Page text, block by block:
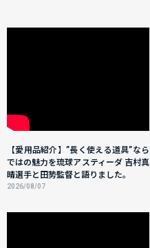
【愛用品紹介】”長く使える道具”なら
ではの魅力を琉球アスティーダ 吉村真
晴選手と田㔟監督と語りました。
2026/08/07